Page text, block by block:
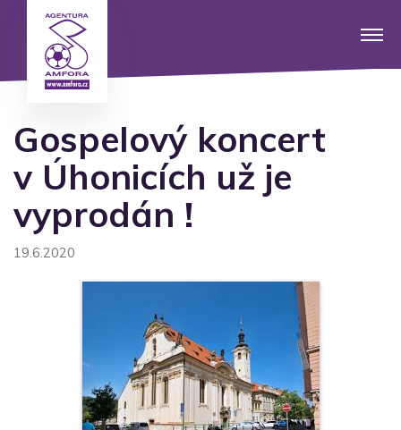
Gospelový koncert
v Úhonicích už je
vyprodán !
19.6.2020